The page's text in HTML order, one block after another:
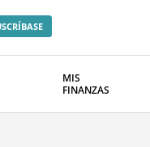
MIS
FINANZAS